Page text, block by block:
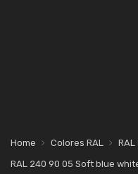
Home Colores RAL RAL
RAL 240 90 05 Soft blue